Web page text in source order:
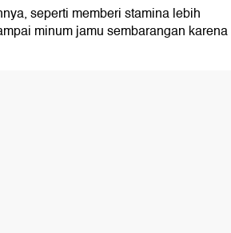
seperti memberi stamina lebih
minum jamu sembarangan karena